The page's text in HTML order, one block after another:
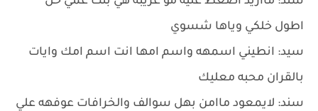
اطول خلكي وياها شسوي
سيد: انطيني اسمهه واسم امها انت اسم امك وايات
بالقران محبه معليك
سند: لايمعود ماامن بهل سوالف والخرافات عوفهه علي